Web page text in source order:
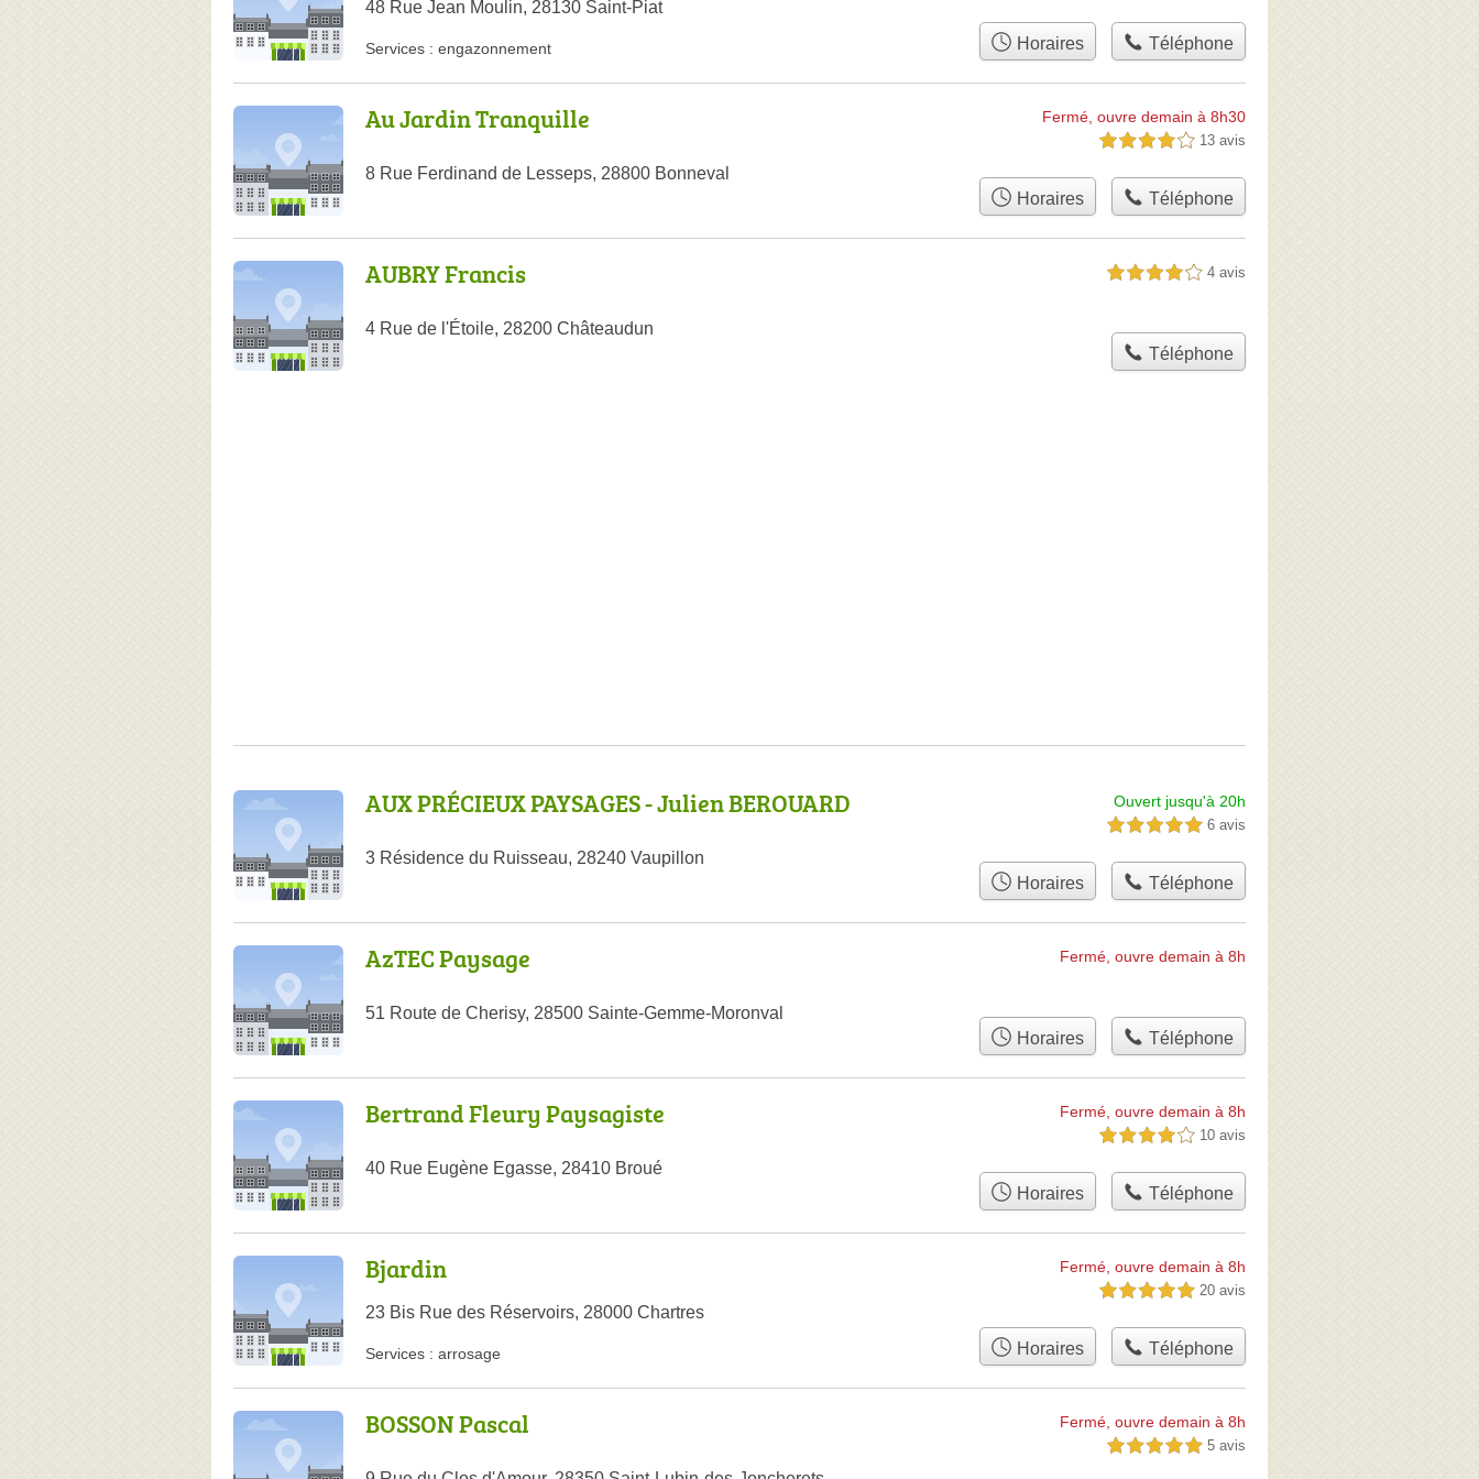
48 Rue Jean Moulin, 28130 Saint-Piat
Services : engazonnement Horaires Téléphone
Au Jardin Tranquille
8 Rue Ferdinand de Lesseps, 28800 Bonneval
Fermé, ouvre demain à 8h30
4,0 étoiles sur 5 13 avis
Horaires Téléphone
AUBRY Francis
4 Rue de l'Étoile, 28200 Châteaudun
4,0 étoiles sur 5 4 avis
Téléphone
AUX PRÉCIEUX PAYSAGES - Julien BEROUARD
3 Résidence du Ruisseau, 28240 Vaupillon
Ouvert jusqu'à 20h
5,0 étoiles sur 5 6 avis
Horaires Téléphone
AzTEC Paysage
51 Route de Cherisy, 28500 Sainte-Gemme-Moronval
Fermé, ouvre demain à 8h
Horaires Téléphone
Bertrand Fleury Paysagiste
40 Rue Eugène Egasse, 28410 Broué
Fermé, ouvre demain à 8h
4,0 étoiles sur 5 10 avis
Horaires Téléphone
Bjardin
23 Bis Rue des Réservoirs, 28000 Chartres
Fermé, ouvre demain à 8h
5,0 étoiles sur 5 20 avis
Services : arrosage Horaires Téléphone
BOSSON Pascal Fermé, ouvre demain à 8h
5,0 étoiles sur 5 5 avis